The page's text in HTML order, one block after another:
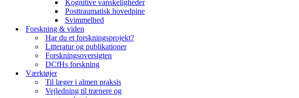
Kognitive vanskeligheder
Posttraumatisk hovedpine
Svimmelhed
Forskning & viden
Har du et forskningsprojekt?
Litteratur og publikationer
Forskningsoversigten
DCfHs forskning
Værktøjer
Til læger i almen praksis
Vejledning til trænere og